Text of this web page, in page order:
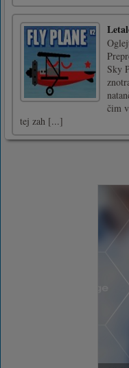
Sky
čim
tej zah [...]